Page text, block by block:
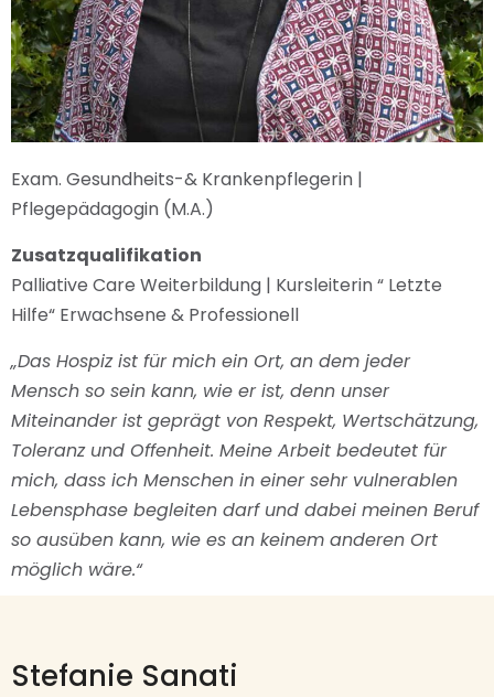
Exam. Gesundheits-& Krankenpflegerin |
Pflegepädagogin (M.A.)
Zusatzqualifikation
Palliative Care Weiterbildung | Kursleiterin “ Letzte
Hilfe“ Erwachsene & Professionell
„Das Hospiz ist für mich ein Ort, an dem jeder
Mensch so sein kann, wie er ist, denn unser
Miteinander ist geprägt von Respekt, Wertschätzung,
Toleranz und Offenheit. Meine Arbeit bedeutet für
mich, dass ich Menschen in einer sehr vulnerablen
Lebensphase begleiten darf und dabei meinen Beruf
so ausüben kann, wie es an keinem anderen Ort
möglich wäre.“
Stefanie Sanati